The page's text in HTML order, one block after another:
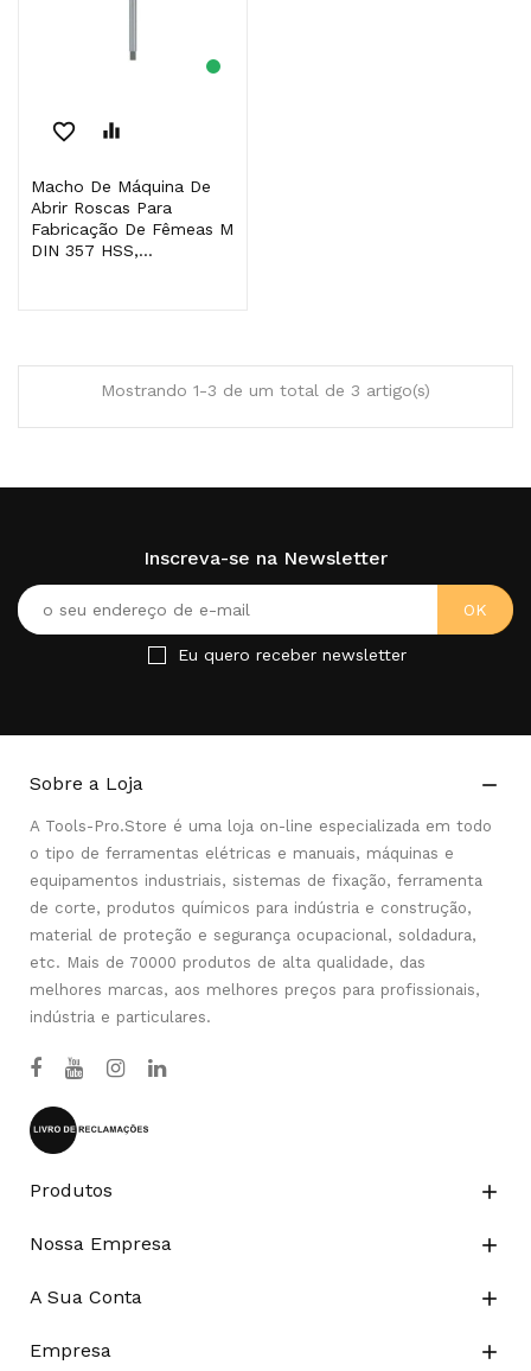
favorite_border equalizer
Macho De Máquina De
Abrir Roscas Para
Fabricação De Fêmeas M
DIN 357 HSS,...
Mostrando 1-3 de um total de 3 artigo(s)
Inscreva-se na Newsletter
Eu quero receber newsletter
Sobre a Loja 
A Tools-Pro.Store é uma loja on-line especializada em todo
o tipo de ferramentas elétricas e manuais, máquinas e
equipamentos industriais, sistemas de fixação, ferramenta
de corte, produtos químicos para indústria e construção,
material de proteção e segurança ocupacional, soldadura,
etc. Mais de 70000 produtos de alta qualidade, das
melhores marcas, aos melhores preços para profissionais,
indústria e particulares.
Produtos 
Nossa Empresa 
A Sua Conta 
Empresa 